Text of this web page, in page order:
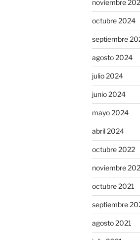
noviembre
octubre 2024
septiembre
agosto 2024
julio 2024
junio 2024
mayo 2024
abril 2024
octubre 2022
noviembre
octubre 2021
septiembre
agosto 2021